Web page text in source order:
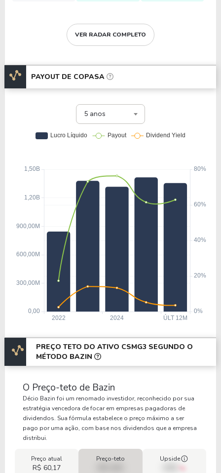
VER RADAR COMPLETO
PAYOUT DE COPASA
5 anos
PREÇO TETO DO ATIVO CSMG3 SEGUNDO O
MÉTODO BAZIN
O Preço-teto de Bazin
Décio Bazin foi um renomado investidor, reconhecido por sua
estratégia vencedora de focar em empresas pagadoras de
dividendos. Sua fórmula estabelece o preço máximo a ser
pago por uma ação, com base nos dividendos que a empresa
distribui.
Preço atual
R$ 60,17
Preço-teto Upside